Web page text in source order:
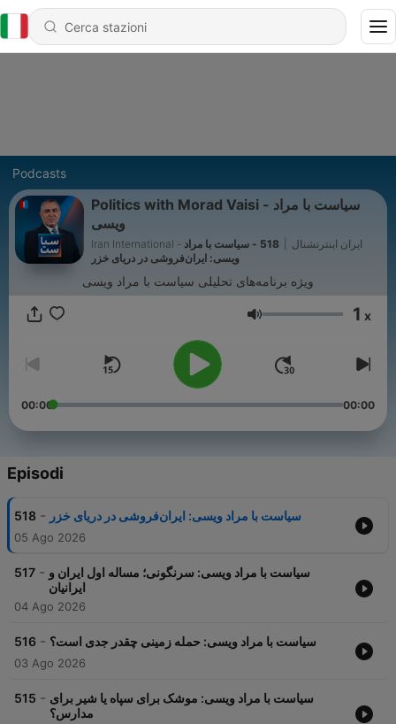
Podcasts
Politics with Morad Vaisi - سیاست با مراد
ویسی
Iran International - ایران اینترنشنال
518 - سیاست با مراد
ویسی: ایران‌فروشی در دریای خزر
ویژه برنامه‌های تحلیلی سیاست با مراد ویسی
Volume 1 x
00:00 00:00
Episodi
518 - سیاست با مراد ویسی: ایران‌فروشی در دریای خزر
05 Ago 2026
517 - سیاست با مراد ویسی: سرنگونی؛ مساله اول ایران و
ایرانیان
04 Ago 2026
516 - سیاست با مراد ویسی: حمله زمینی چقدر جدی است؟
03 Ago 2026
515 - سیاست با مراد ویسی: موشک برای سپاه یا شیر برای
مدارس؟